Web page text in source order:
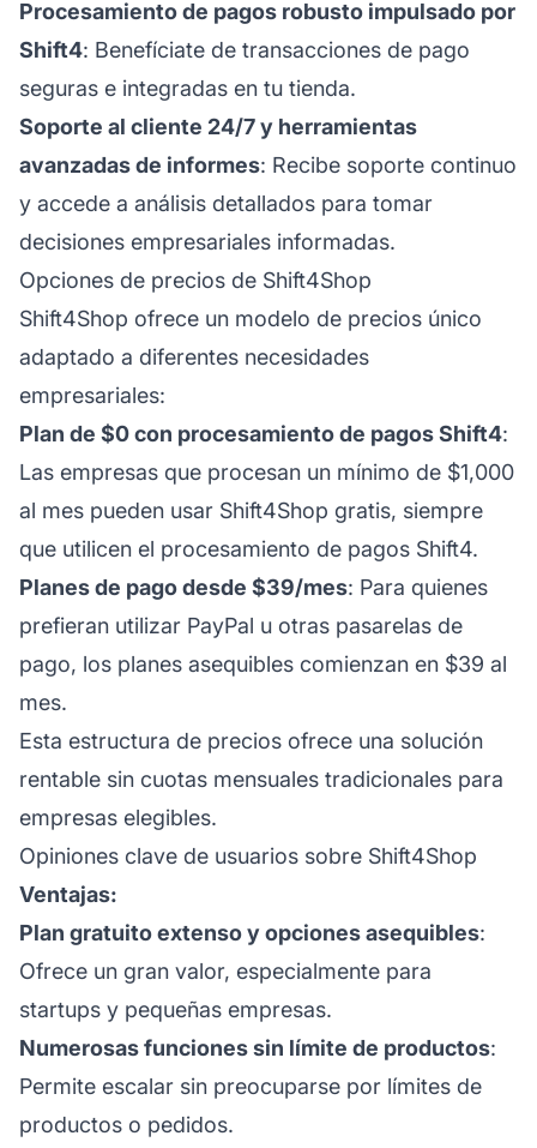
Procesamiento de pagos robusto impulsado por
Shift4: Benefíciate de transacciones de pago
seguras e integradas en tu tienda.
Soporte al cliente 24/7 y herramientas
avanzadas de informes: Recibe soporte continuo
y accede a análisis detallados para tomar
decisiones empresariales informadas.
Opciones de precios de Shift4Shop
Shift4Shop ofrece un modelo de precios único
adaptado a diferentes necesidades
empresariales:
Plan de $0 con procesamiento de pagos Shift4:
Las empresas que procesan un mínimo de $1,000
al mes pueden usar Shift4Shop gratis, siempre
que utilicen el procesamiento de pagos Shift4.
Planes de pago desde $39/mes: Para quienes
prefieran utilizar PayPal u otras pasarelas de
pago, los planes asequibles comienzan en $39 al
mes.
Esta estructura de precios ofrece una solución
rentable sin cuotas mensuales tradicionales para
empresas elegibles.
Opiniones clave de usuarios sobre Shift4Shop
Ventajas:
Plan gratuito extenso y opciones asequibles:
Ofrece un gran valor, especialmente para
startups y pequeñas empresas.
Numerosas funciones sin límite de productos:
Permite escalar sin preocuparse por límites de
productos o pedidos.